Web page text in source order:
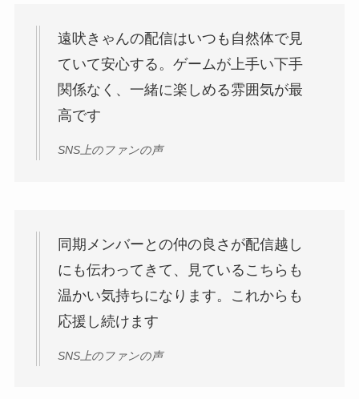
遠吠きゃんの配信はいつも自然体で見
ていて安心する。ゲームが上手い下手
関係なく、一緒に楽しめる雰囲気が最
高です
SNS上のファンの声
同期メンバーとの仲の良さが配信越し
にも伝わってきて、見ているこちらも
温かい気持ちになります。これからも
応援し続けます
SNS上のファンの声